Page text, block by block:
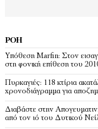
ΡΟΉ
Υπόθεση Marfin: Στον
στη φονική επίθεση του
Πυρκαγιές: 118 κτίρια
χρονοδιάγραμμα για
Διαβάστε στην
από τον ιό του Δυτικού